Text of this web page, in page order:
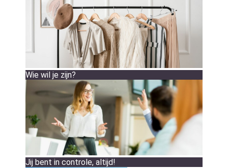
Wie wil je zijn?
Jij bent in controle, altijd!